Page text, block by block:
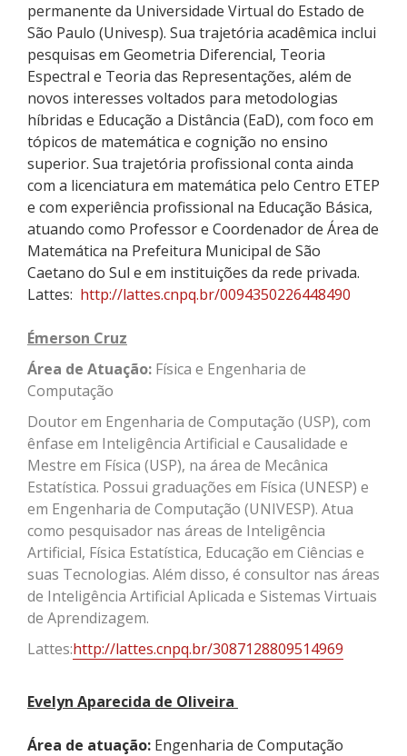
permanente da Universidade Virtual do Estado de
São Paulo (Univesp). Sua trajetória acadêmica inclui
pesquisas em Geometria Diferencial, Teoria
Espectral e Teoria das Representações, além de
novos interesses voltados para metodologias
híbridas e Educação a Distância (EaD), com foco em
tópicos de matemática e cognição no ensino
superior. Sua trajetória profissional conta ainda
com a licenciatura em matemática pelo Centro ETEP
e com experiência profissional na Educação Básica,
atuando como Professor e Coordenador de Área de
Matemática na Prefeitura Municipal de São
Caetano do Sul e em instituições da rede privada.
Lattes: http://lattes.cnpq.br/0094350226448490
Émerson Cruz
Área de Atuação: Física e Engenharia de
Computação
Doutor em Engenharia de Computação (USP), com
ênfase em Inteligência Artificial e Causalidade e
Mestre em Física (USP), na área de Mecânica
Estatística. Possui graduações em Física (UNESP) e
em Engenharia de Computação (UNIVESP). Atua
como pesquisador nas áreas de Inteligência
Artificial, Física Estatística, Educação em Ciências e
suas Tecnologias. Além disso, é consultor nas áreas
de Inteligência Artificial Aplicada e Sistemas Virtuais
de Aprendizagem.
Lattes:http://lattes.cnpq.br/3087128809514969
Evelyn Aparecida de Oliveira
Área de atuação: Engenharia de Computação